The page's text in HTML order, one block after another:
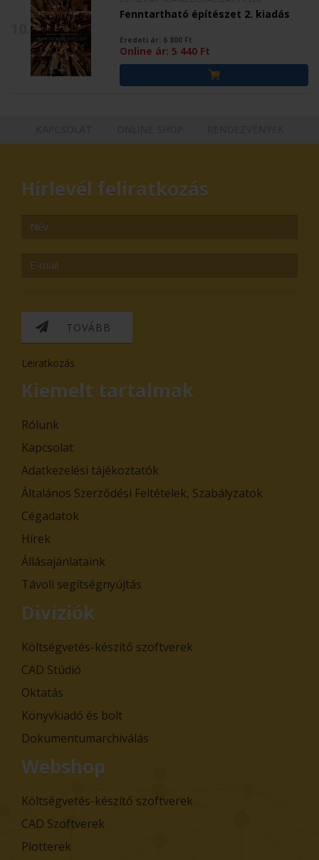
Fenntartható építészet 2. kiadás
Eredeti ár: 6 800 Ft
Online ár: 5 440 Ft
Hírlevél feliratkozás
TOVÁBB
Leiratkozás
Kiemelt tartalmak
Rólunk
Kapcsolat
Adatkezelési tájékoztatók
Általános Szerződési Feltételek, Szabályzatok
Cégadatok
Hírek
Állásajánlataink
Távoli segítségnyújtás
Divíziók
Költségvetés-készítő szoftverek
CAD Stúdió
Oktatás
Könyvkiadó és bolt
Dokumentumarchiválás
Webshop
Költségvetés-készítő szoftverek
CAD Szoftverek
Plotterek